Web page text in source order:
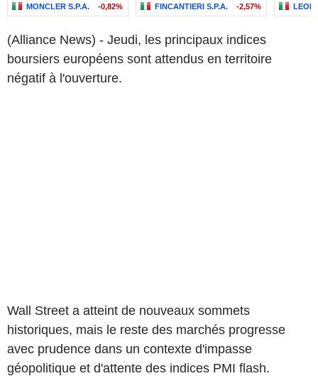
MONCLER S.P.A. -0,82% FINCANTIERI S.P.A. -2,57%
(Alliance News) - Jeudi, les principaux indices
boursiers européens sont attendus en territoire
négatif à l'ouverture.
Wall Street a atteint de nouveaux sommets
historiques, mais le reste des marchés progresse
avec prudence dans un contexte d'impasse
géopolitique et d'attente des indices PMI flash.